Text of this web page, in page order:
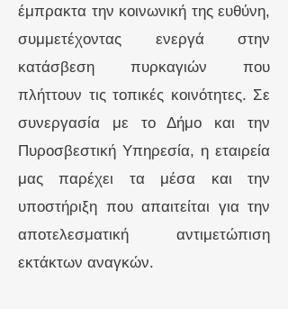
έμπρακτα την κοινωνική της ευθύνη,
συμμετέχοντας ενεργά στην
κατάσβεση πυρκαγιών που
πλήττουν τις τοπικές κοινότητες. Σε
συνεργασία με το Δήμο και την
Πυροσβεστική Υπηρεσία, η εταιρεία
μας παρέχει τα μέσα και την
υποστήριξη που απαιτείται για την
αποτελεσματική αντιμετώπιση
εκτάκτων αναγκών.